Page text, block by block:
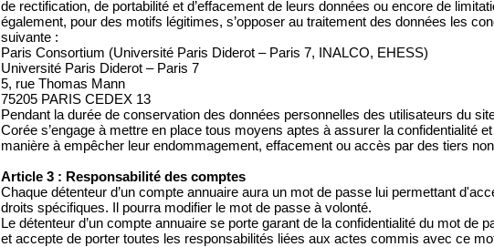
de rectification, de portabilité et d’effacement de leurs données ou encore de
également, pour des motifs légitimes, s’opposer au traitement des données les
suivante :
Paris Consortium (Université Paris Diderot – Paris 7, INALCO, EHESS)
Université Paris Diderot – Paris 7
5, rue Thomas Mann
75205 PARIS CEDEX 13
Pendant la durée de conservation des données personnelles des utilisateurs du
Corée s’engage à mettre en place tous moyens aptes à assurer la confidentialité
manière à empêcher leur endommagement, effacement ou accès par des tiers
Article 3 : Responsabilité des comptes
Chaque détenteur d’un compte annuaire aura un mot de passe lui permettant
droits spécifiques. Il pourra modifier le mot de passe à volonté.
Le détenteur d’un compte annuaire se porte garant de la confidentialité du mot de
et accepte de porter toutes les responsabilités liées aux actes commis avec ce